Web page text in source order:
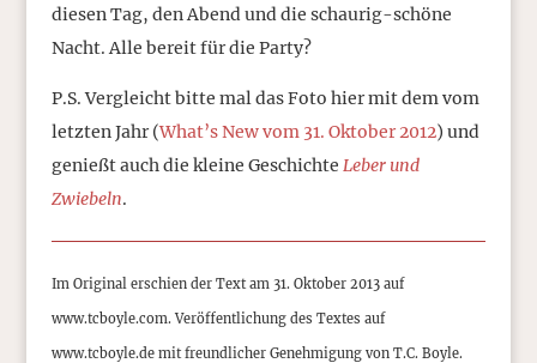
diesen Tag, den Abend und die schaurig-schöne
Nacht. Alle bereit für die Party?
P.S. Vergleicht bitte mal das Foto hier mit dem vom
letzten Jahr (What’s New vom 31. Oktober 2012) und
genießt auch die kleine Geschichte Leber und
Zwiebeln.
Im Original erschien der Text am 31. Oktober 2013 auf
www.tcboyle.com. Veröffentlichung des Textes auf
www.tcboyle.de mit freundlicher Genehmigung von T.C. Boyle.